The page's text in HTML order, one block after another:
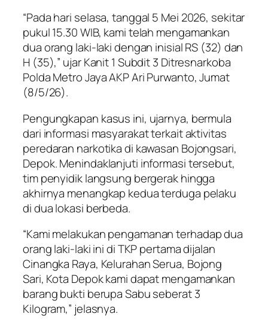
“Pada hari selasa, tanggal 5 Mei 2026, sekitar
pukul 15.30 WIB, kami telah mengamankan
dua orang laki-laki dengan inisial RS (32) dan
H (35),” ujar Kanit 1 Subdit 3 Ditresnarkoba
Polda Metro Jaya AKP Ari Purwanto, Jumat
(8/5/26).
Pengungkapan kasus ini, ujarnya, bermula
dari informasi masyarakat terkait aktivitas
peredaran narkotika di kawasan Bojongsari,
Depok. Menindaklanjuti informasi tersebut,
tim penyidik langsung bergerak hingga
akhirnya menangkap kedua terduga pelaku
di dua lokasi berbeda.
“Kami melakukan pengamanan terhadap dua
orang laki-laki ini di TKP pertama dijalan
Cinangka Raya, Kelurahan Serua, Bojong
Sari, Kota Depok kami dapat mengamankan
barang bukti berupa Sabu seberat 3
Kilogram,” jelasnya.